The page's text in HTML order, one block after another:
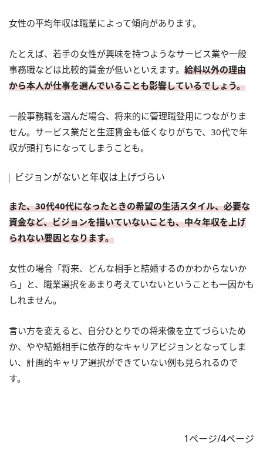
女性の平均年収は職業によって傾向があります。
たとえば、若手の女性が興味を持つようなサービス業や一般
事務職などは比較的賃金が低いといえます。 給料以外の理由
から本人が仕事を選んでいることも影響しているでしょう。
一般事務職を選んだ場合、将来的に管理職登用につながりま
せん。サービス業だと生涯賃金も低くなりがちで、30代で年
収が頭打ちになってしまうことも。
ビジョンがないと年収は上げづらい
また、30代40代になったときの希望の生活スタイル、必要な
資金など、ビジョンを描いていないことも、中々年収を上げ
られない要因となります。
女性の場合「将来、どんな相手と結婚するのかわからないか
ら」と、職業選択をあまり考えていないということも一因かも
しれません。
言い方を変えると、自分ひとりでの将来像を立てづらいため
か、やや結婚相手に依存的なキャリアビジョンとなってしま
い、計画的キャリア選択ができていない例も見られるので
す。
1ページ/4ページ